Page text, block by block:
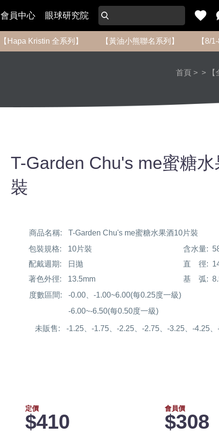
會員中心 眼球研究院
【Hapa Kristin 全系列】 【黃油小熊聯名系列】 【8/
首頁 > >
T-Garden Chu's me蜜糖
裝
商品名稱:
T-Garden Chu's me蜜糖水果酒10片裝
包裝規格:
10片裝 含水量:
配戴週期:
日拋 直 徑:
著色外徑:
13.5mm 基 弧:
度數區間:
-0.00、-1.00~6.00(每0.25度一級)
-6.00~-6.50(每0.50度一級)
未販售: -1.25、-1.75、-2.25、-2.75、-3.25、-4.25
定價
$410
會員價
$308